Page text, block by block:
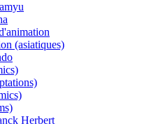
(asiatiques)
Herbert